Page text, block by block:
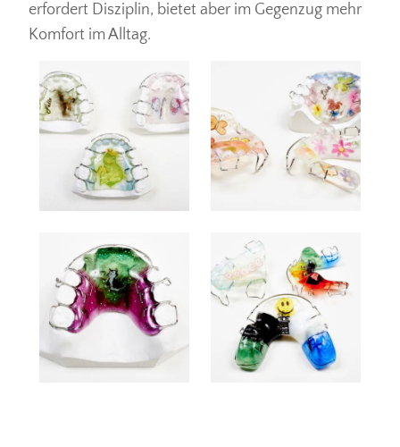
erfordert Disziplin, bietet aber im Gegenzug mehr
Komfort im Alltag.